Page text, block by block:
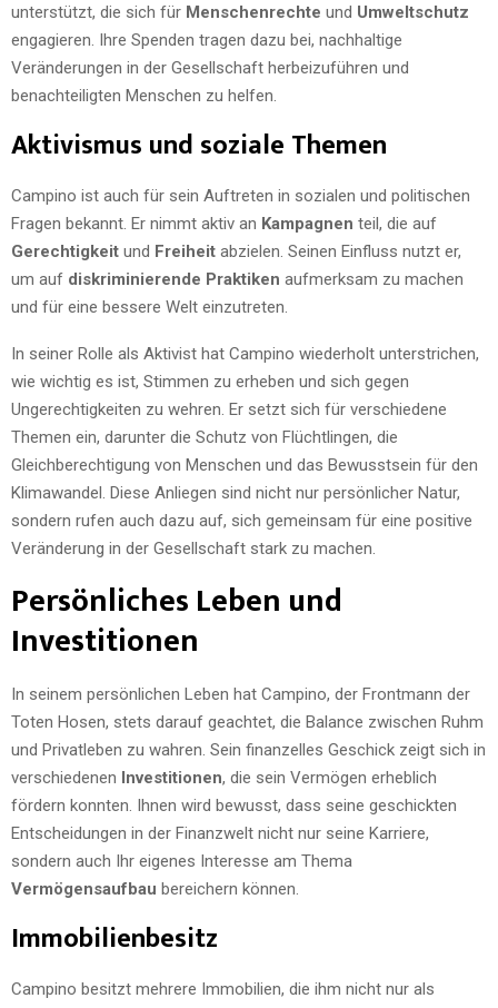
unterstützt, die sich für Menschenrechte und Umweltschutz
engagieren. Ihre Spenden tragen dazu bei, nachhaltige
Veränderungen in der Gesellschaft herbeizuführen und
benachteiligten Menschen zu helfen.
Aktivismus und soziale Themen
Campino ist auch für sein Auftreten in sozialen und politischen
Fragen bekannt. Er nimmt aktiv an Kampagnen teil, die auf
Gerechtigkeit und Freiheit abzielen. Seinen Einfluss nutzt er,
um auf diskriminierende Praktiken aufmerksam zu machen
und für eine bessere Welt einzutreten.
In seiner Rolle als Aktivist hat Campino wiederholt unterstrichen,
wie wichtig es ist, Stimmen zu erheben und sich gegen
Ungerechtigkeiten zu wehren. Er setzt sich für verschiedene
Themen ein, darunter die Schutz von Flüchtlingen, die
Gleichberechtigung von Menschen und das Bewusstsein für den
Klimawandel. Diese Anliegen sind nicht nur persönlicher Natur,
sondern rufen auch dazu auf, sich gemeinsam für eine positive
Veränderung in der Gesellschaft stark zu machen.
Persönliches Leben und
Investitionen
In seinem persönlichen Leben hat Campino, der Frontmann der
Toten Hosen, stets darauf geachtet, die Balance zwischen Ruhm
und Privatleben zu wahren. Sein finanzelles Geschick zeigt sich in
verschiedenen Investitionen, die sein Vermögen erheblich
fördern konnten. Ihnen wird bewusst, dass seine geschickten
Entscheidungen in der Finanzwelt nicht nur seine Karriere,
sondern auch Ihr eigenes Interesse am Thema
Vermögensaufbau bereichern können.
Immobilienbesitz
Campino besitzt mehrere Immobilien, die ihm nicht nur als